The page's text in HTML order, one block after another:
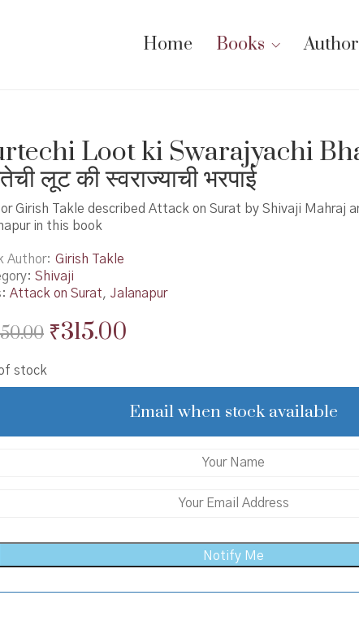
Home Books
Loot ki Swarajyachi
लूट की स्वराज्याची भरपाई
Girish Takle described Attack on Surat by Shivaji Mahraj
in this book
Author
Girish Takle
Shivaji
Attack on Surat, Jalanapur
Original
was:
₹315.00Current
is:
₹315.00.
stock
Email when stock available